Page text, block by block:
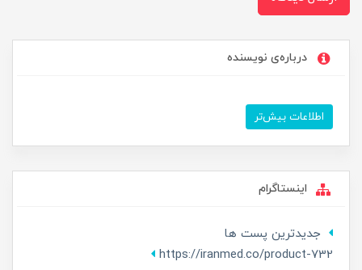
درباره‌ی نویسنده
اطلاعات بیش‌تر
اینستاگرام
جدیدترین پست ها
https://iranmed.co/product-732